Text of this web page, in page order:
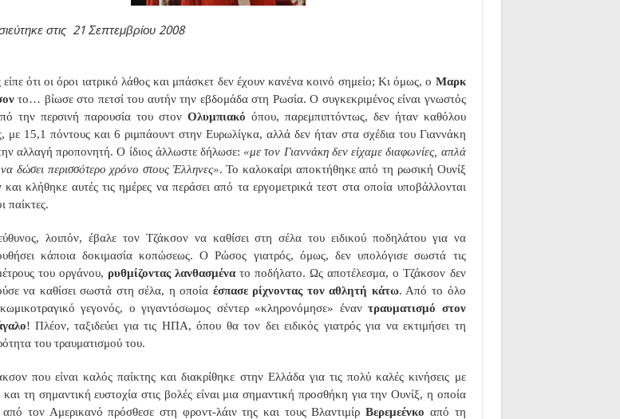
στις 21 Σεπτεμβρίου 2008
ότι οι όροι ιατρικό λάθος και μπάσκετ δεν έχουν κανένα κοινό σημείο; Κι όμως, ο Μαρκ
το… βίωσε στο πετσί του αυτήν την εβδομάδα στη Ρωσία. Ο συγκεκριμένος είναι γνωστός
την περσινή παρουσία του στον Ολυμπιακό όπου, παρεμπιπτόντως, δεν ήταν καθόλου
με 15,1 πόντους και 6 ριμπάουντ στην Ευρωλίγκα, αλλά δεν ήταν στα σχέδια του Γιαννάκη
αλλαγή προπονητή. Ο ίδιος άλλωστε δήλωσε: «με τον Γιαννάκη δεν είχαμε διαφωνίες, απλά
δώσει περισσότερο χρόνο στους Έλληνες». Το καλοκαίρι αποκτήθηκε από τη ρωσική Ουνίξ
και κλήθηκε αυτές τις ημέρες να περάσει από τα εργομετρικά τεστ στα οποία υποβάλλονται
παίκτες.
λοιπόν, έβαλε τον Τζάκσον να καθίσει στη σέλα του ειδικού ποδηλάτου για να
κάποια δοκιμασία κοπώσεως. Ο Ρώσος γιατρός, όμως, δεν υπολόγισε σωστά τις
του οργάνου, ρυθμίζοντας λανθασμένατο ποδήλατο. Ως αποτέλεσμα, ο Τζάκσον δεν
να καθίσει σωστά στη σέλα, η οποία έσπασε ρίχνοντας τον αθλητή κάτω. Από το όλο
γεγονός, ο γιγαντόσωμος σέντερ «κληρονόμησε» έναντραυματισμό στον
! Πλέον, ταξιδεύει για τις ΗΠΑ, όπου θα τον δει ειδικός γιατρός για να εκτιμήσει τη
του τραυματισμού του.
που είναι καλός παίκτης και διακρίθηκε στην Ελλάδα για τις πολύ καλές κινήσεις με
και τη σημαντική ευστοχία στις βολές είναι μια σημαντική προσθήκη για την Ουνίξ, η οποία
από τον Αμερικανό πρόσθεσε στη φροντ-λάιν της και τους ΒλαντιμίρΒερεμεένκο από τη